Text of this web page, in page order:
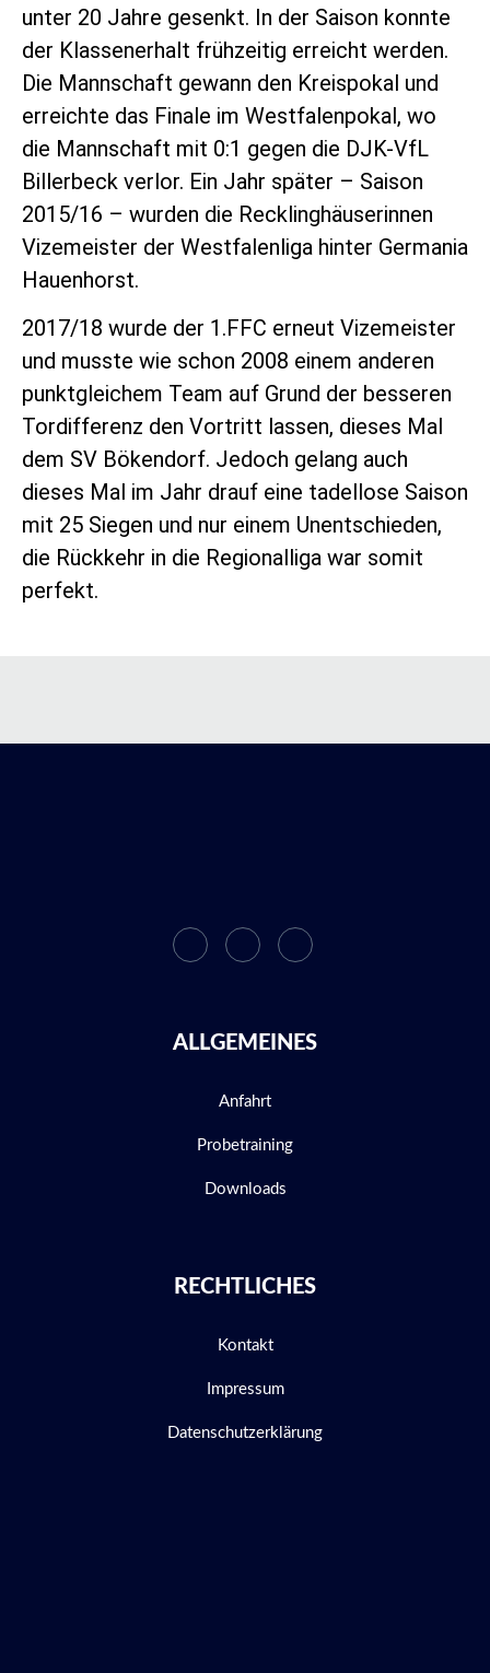
unter 20 Jahre gesenkt. In der Saison konnte
der Klassenerhalt frühzeitig erreicht werden.
Die Mannschaft gewann den Kreispokal und
erreichte das Finale im Westfalenpokal, wo
die Mannschaft mit 0:1 gegen die DJK-VfL
Billerbeck verlor. Ein Jahr später – Saison
2015/16 – wurden die Recklinghäuserinnen
Vizemeister der Westfalenliga hinter Germania
Hauenhorst.
2017/18 wurde der 1.FFC erneut Vizemeister
und musste wie schon 2008 einem anderen
punktgleichem Team auf Grund der besseren
Tordifferenz den Vortritt lassen, dieses Mal
dem SV Bökendorf. Jedoch gelang auch
dieses Mal im Jahr drauf eine tadellose Saison
mit 25 Siegen und nur einem Unentschieden,
die Rückkehr in die Regionalliga war somit
perfekt.
ALLGEMEINES
Anfahrt
Probetraining
Downloads
RECHTLICHES
Kontakt
Impressum
Datenschutzerklärung